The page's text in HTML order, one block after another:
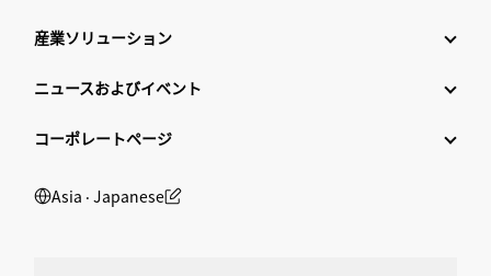
産業ソリューション
ニュースおよびイベント
コーポレートページ
Asia ‧ Japanese